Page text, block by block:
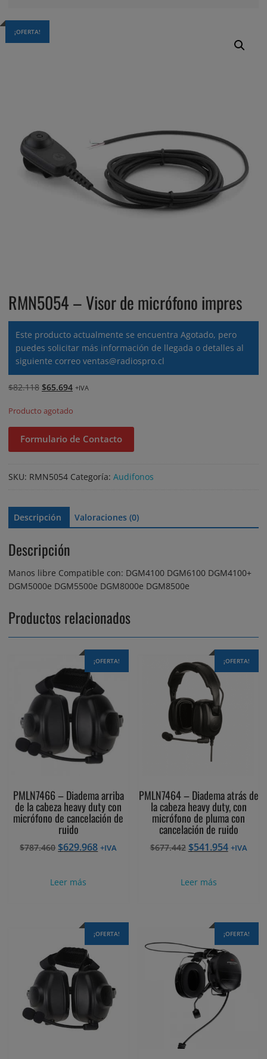
¡OFERTA!
RMN5054 – Visor de micrófono impres
Este producto actualmente se encuentra Agotado, pero
puedes solicitar más información de llegada o detalles al
siguiente correo ventas@radiospro.cl
$82.118 El
original
era:
$82.118.
$65.694El
actual
es:
$65.694.
+IVA
Producto agotado
Formulario de Contacto
SKU: RMN5054 Categoría: Audifonos
Descripción Valoraciones (0)
Descripción
Manos libre Compatible con: DGM4100 DGM6100 DGM4100+
DGM5000e DGM5500e DGM8000e DGM8500e
Productos relacionados
¡OFERTA!
PMLN7466 – Diadema arriba
de la cabeza heavy duty con
micrófono de cancelación de
ruido
$787.460 El
era:
$629.968El+IVA
Leer más
¡OFERTA!
PMLN7464 – Diadema atrás de
la cabeza heavy duty, con
micrófono de pluma con
cancelación de ruido
$677.442 El
era:
$541.954El+IVA
Leer más
¡OFERTA! ¡OFERTA!